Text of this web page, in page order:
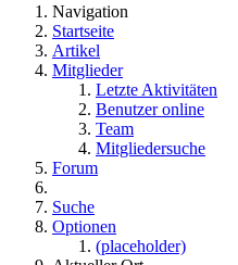
Navigation
Startseite
Artikel
Mitglieder
Letzte Aktivitäten
Benutzer online
Team
Mitgliedersuche
Forum
Suche
Optionen
(placeholder)